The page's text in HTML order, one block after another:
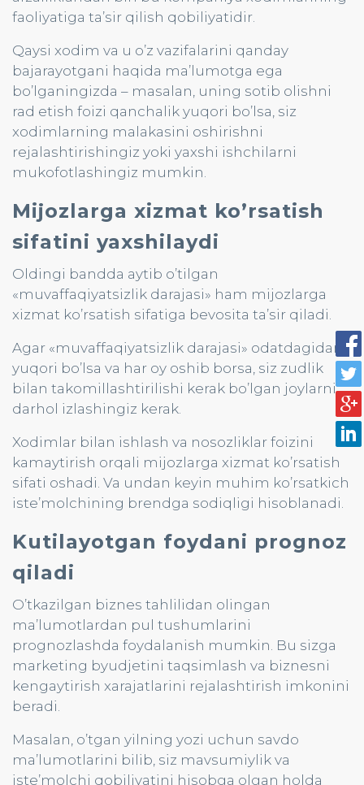
faoliyatiga ta’sir qilish qobiliyatidir.
Qaysi xodim va u o’z vazifalarini qanday
bajarayotgani haqida ma’lumotga ega
bo’lganingizda – masalan, uning sotib olishni
rad etish foizi qanchalik yuqori bo’lsa, siz
xodimlarning malakasini oshirishni
rejalashtirishingiz yoki yaxshi ishchilarni
mukofotlashingiz mumkin.
Mijozlarga xizmat ko’rsatish
sifatini yaxshilaydi
Oldingi bandda aytib o’tilgan
«muvaffaqiyatsizlik darajasi» ham mijozlarga
xizmat ko’rsatish sifatiga bevosita ta’sir qiladi.
Agar «muvaffaqiyatsizlik darajasi» odatdagidan
yuqori bo’lsa va har oy oshib borsa, siz zudlik
bilan takomillashtirilishi kerak bo’lgan joylarni
darhol izlashingiz kerak.
Xodimlar bilan ishlash va nosozliklar foizini
kamaytirish orqali mijozlarga xizmat ko’rsatish
sifati oshadi. Va undan keyin muhim ko’rsatkich
iste’molchining brendga sodiqligi hisoblanadi.
Kutilayotgan foydani prognoz
qiladi
O’tkazilgan biznes tahlilidan olingan
ma’lumotlardan pul tushumlarini
prognozlashda foydalanish mumkin. Bu sizga
marketing byudjetini taqsimlash va biznesni
kengaytirish xarajatlarini rejalashtirish imkonini
beradi.
Masalan, o’tgan yilning yozi uchun savdo
ma’lumotlarini bilib, siz mavsumiylik va
iste’molchi qobiliyatini hisobga olgan holda